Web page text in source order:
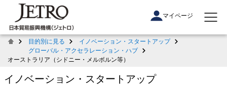
マイページ
目的別に見る
イノベーション・スタートアップ
グローバル・アクセラレーション・ハブ
オーストラリア（シドニー・メルボルン等）
イノベーション・スタートアップ